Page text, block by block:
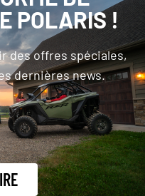
POLARIS !
des offres spéciales,
dernières news.